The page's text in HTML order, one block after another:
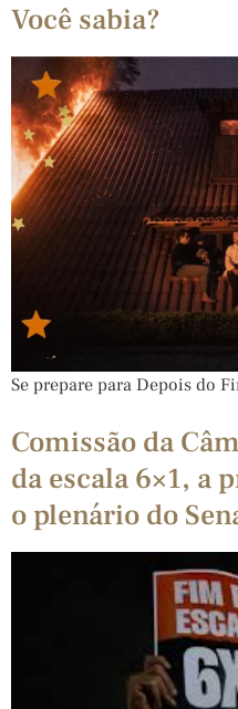
Você sabia?
Se prepare para Depois do
Comissão da
da escala 6×1, a
o plenário do